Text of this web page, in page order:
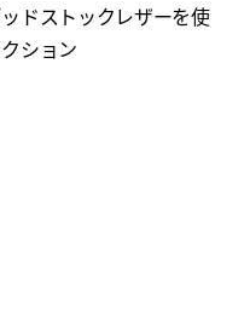
ドストックレザーを使
ション